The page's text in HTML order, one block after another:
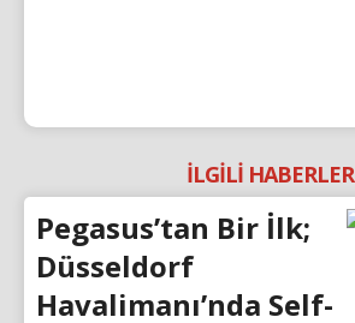
İLGİLİ HABERLER
Pegasus’tan Bir İlk;
Düsseldorf
Havalimanı’nda Self-